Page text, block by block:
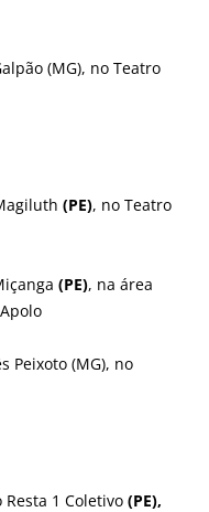
(MG), no Teatro
(PE), no Teatro
(PE), na área
Peixoto (MG), no
Resta 1 Coletivo (PE),